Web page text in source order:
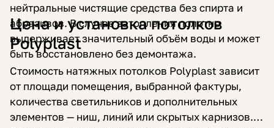
нейтральные чистящие средства без спирта и
абразивов. В случае затопления полотно
выдерживает значительный объём воды и может
быть восстановлено без демонтажа.
Цена и установка потолков
Polyplast
Стоимость натяжных потолков Polyplast зависит
от площади помещения, выбранной фактуры,
количества светильников и дополнительных
элементов — ниш, линий или скрытых карнизов.